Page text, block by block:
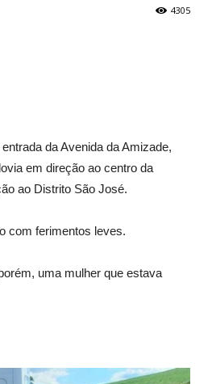
4305
da Avenida da Amizade,
em direção ao centro da
ao Distrito São José.
com ferimentos leves.
uma mulher que estava